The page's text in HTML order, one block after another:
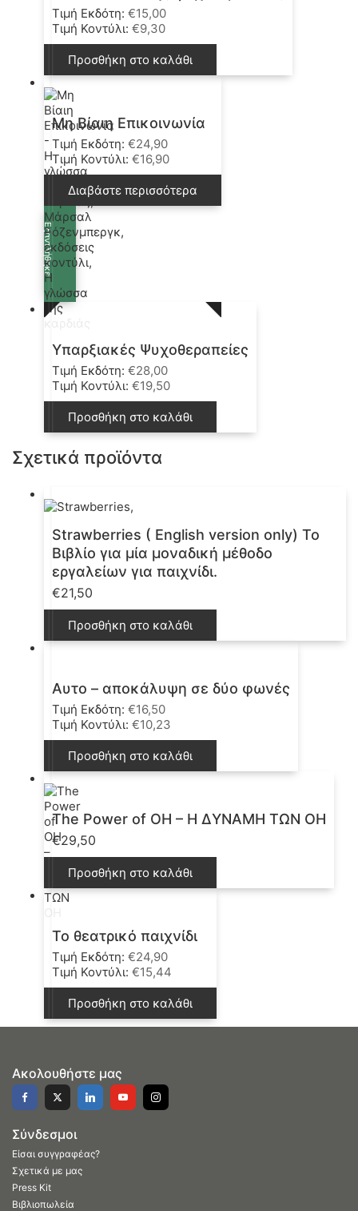
Τιμή Εκδότη: €15,00
Τιμή Κοντύλι: €9,30
Προσθήκη στο καλάθι
Μη Βίαιη Επικοινωνία
Τιμή Εκδότη: €24,90
Τιμή Κοντύλι: €16,90
Διαβάστε περισσότερα
Εξαντλήθηκε
Υπαρξιακές Ψυχοθεραπείες
Τιμή Εκδότη: €28,00
Τιμή Κοντύλι: €19,50
Προσθήκη στο καλάθι
Σχετικά προϊόντα
Strawberries ( English version only) Το
Βιβλίο για μία μοναδική μέθοδο
εργαλείων για παιχνίδι.
€21,50
Προσθήκη στο καλάθι
Αυτο – αποκάλυψη σε δύο φωνές
Τιμή Εκδότη: €16,50
Τιμή Κοντύλι: €10,23
Προσθήκη στο καλάθι
The Power of OH – Η ΔΥΝΑΜΗ ΤΩΝ ΟΗ
€29,50
Προσθήκη στο καλάθι
Το θεατρικό παιχνίδι
Τιμή Εκδότη: €24,90
Τιμή Κοντύλι: €15,44
Προσθήκη στο καλάθι
Ακολουθήστε μας
Σύνδεσμοι
Είσαι συγγραφέας?
Σχετικά με μας
Press Kit
Βιβλιοπωλεία